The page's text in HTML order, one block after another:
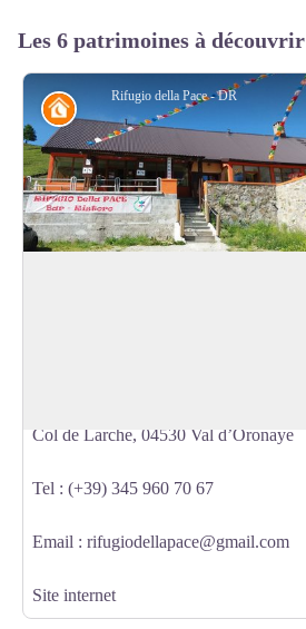
Les 6 patrimoines à découvrir
Rifugio della Pace - DR
Refuge
Col de Larche, 04530 Val d’Oronaye
Tel : (+39) 345 960 70 67
Email : rifugiodellapace@gmail.com
Site internet